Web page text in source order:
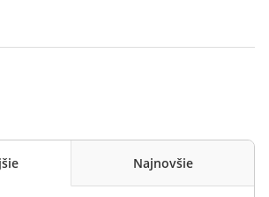
Najnovšie